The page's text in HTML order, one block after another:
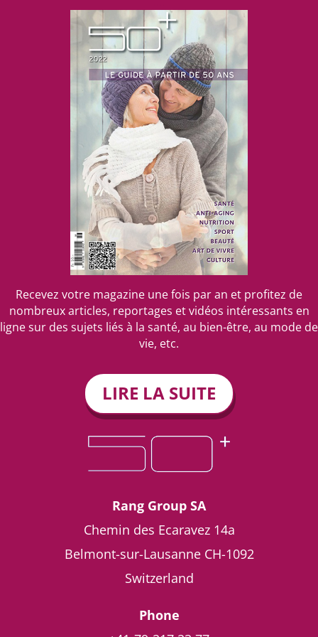
Recevez votre magazine une fois par an et profitez de
nombreux articles, reportages et vidéos intéressants en
ligne sur des sujets liés à la santé, au bien-être, au mode de
vie, etc.
LIRE LA SUITE
Rang Group SA
Chemin des Ecaravez 14a
Belmont-sur-Lausanne CH-1092
Switzerland
Phone